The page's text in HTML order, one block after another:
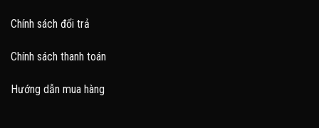
Chính sách đổi trả
Chính sách thanh toán
Hướng dẫn mua hàng